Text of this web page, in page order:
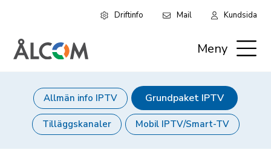
till
huvudinnehåll
Driftinfo Mail Kundsida
Meny
Huvudmeny
(nivå
4)
Allmän info IPTV Grundpaket IPTV
Tilläggskanaler Mobil IPTV/Smart-TV